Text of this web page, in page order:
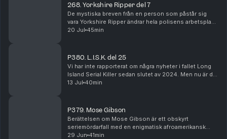
268. Yorkshire Ripper del 7
De mystiska breven från en person som påstår sig
vara Yorkshire Ripper ändrar hela polisens arbetsplan.
Utredningens koncentration läggs nu på staden
20 Jul 45min
P380. L.I.S.K. del 25
Vi har inte rapporterat om några nyheter i fallet Long
Island Serial Killer sedan slutet av 2024. Men nu är det
hög tid att återuppta det arbetet. I detta avsnitt
13 Jul 40min
P379. Mose Gibson
Berättelsen om Mose Gibson är ett obskyrt
seriemördarfall med en enigmatisk afroamerikansk
huvudperson, vars skuldfråga idag är omtvistad. Detta
29 Jun 41min